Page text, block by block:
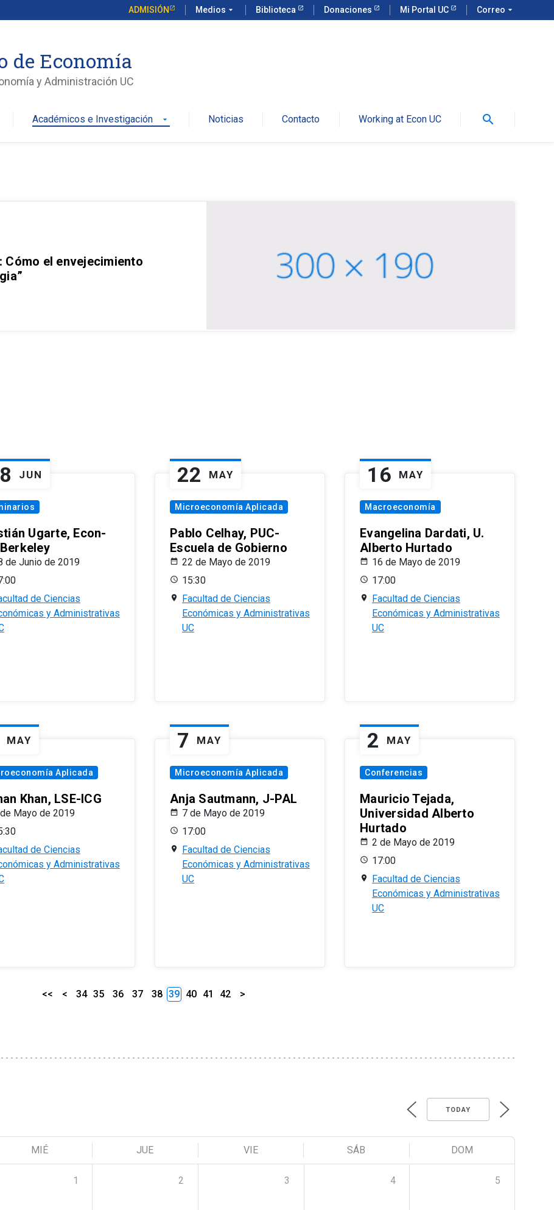
ADMISIÓN Medios arrow_drop_down Biblioteca Donaciones Mi Portal UC Correo arrow_drop_down
de Economía
y Administración UC
Académicos e Investigación arrow_drop_down Noticias Contacto Working at Econ UC search
Cómo el envejecimiento
JUN
Ugarte, Econ-
de Junio de 2019
de Ciencias
y Administrativas
22 MAY
Microeconomía Aplicada
Pablo Celhay, PUC-
Escuela de Gobierno
22 de Mayo de 2019
15:30
Facultad de Ciencias
Económicas y Administrativas
UC
16 MAY
Macroeconomía
Evangelina Dardati, U.
Alberto Hurtado
16 de Mayo de 2019
17:00
Facultad de Ciencias
Económicas y Administrativas
UC
MAY
Aplicada
Khan, LSE-ICG
Mayo de 2019
de Ciencias
y Administrativas
7 MAY
Microeconomía Aplicada
Anja Sautmann, J-PAL
7 de Mayo de 2019
17:00
Facultad de Ciencias
Económicas y Administrativas
UC
2 MAY
Conferencias
Mauricio Tejada,
Universidad Alberto
Hurtado
2 de Mayo de 2019
17:00
Facultad de Ciencias
Económicas y Administrativas
UC
<< < 34 35 36 37 38 39 40 41 42 >
TODAY
MIÉ JUE VIE SÁB DOM
1 2 3 4 5